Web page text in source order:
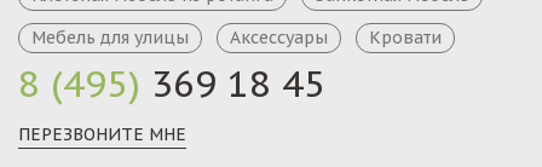
8 (495) 369 18 45
ПЕРЕЗВОНИТЕ МНЕ
Мебель для улицы
Аксессуары Кровати